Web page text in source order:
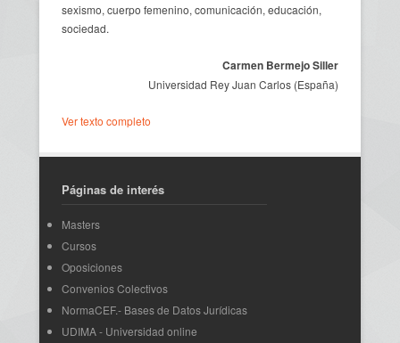
sexismo, cuerpo femenino, comunicación, educación,
sociedad.
Carmen Bermejo Siller
Universidad Rey Juan Carlos (España)
Ver texto completo
Páginas de interés
Masters
Cursos
Oposiciones
Convenios Colectivos
NormaCEF.- Bases de Datos Jurídicas
UDIMA - Universidad online